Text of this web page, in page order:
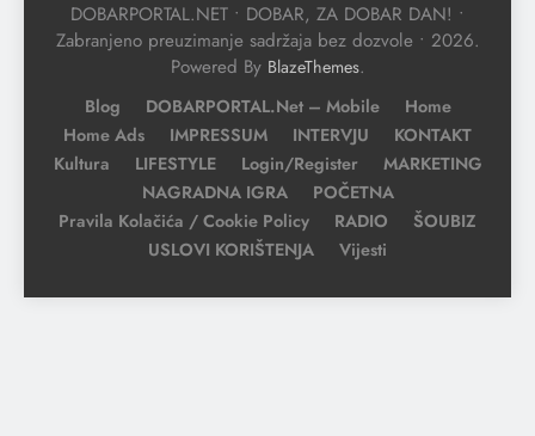
DOBARPORTAL.NET • DOBAR, ZA DOBAR DAN! •
Zabranjeno preuzimanje sadržaja bez dozvole • 2026.
Powered By BlazeThemes.
Blog DOBARPORTAL.net – Mobile
Home
Home Ads
IMPRESSUM INTERVJU
KONTAKT
Kultura
LIFESTYLE Login/Register
MARKETING
NAGRADNA IGRA
POČETNA
Pravila Kolačića / Cookie Policy
RADIO
ŠOUBIZ
USLOVI KORIŠTENJA
Vijesti